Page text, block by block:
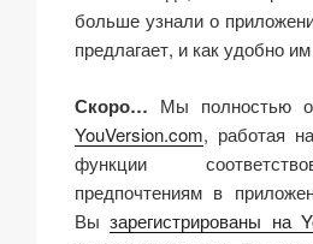
больше узнали о
предлагает, и как удобно
Скоро… Мы полностью
YouVersion.com, работая
функции
предпочтениям в
Вызарегистрированы на